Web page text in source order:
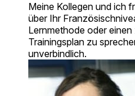
Meine Kollegen und ich
über Ihr
Lernmethode oder
Trainingsplan zu
unverbindlich.